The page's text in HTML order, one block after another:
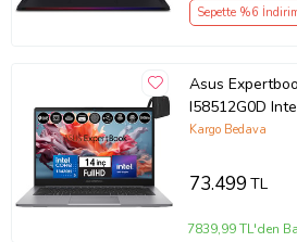
Sepette %6
Asus
I58512G0D
40GB Ddr5
UHD
Kargo Bedava
73.499TL
7839,99 TL'den